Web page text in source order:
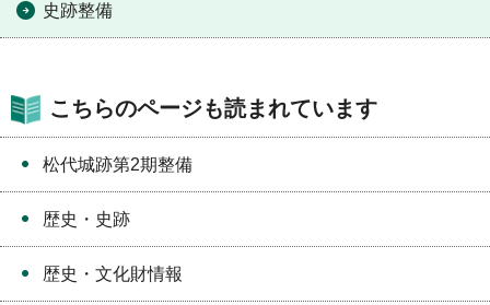
史跡整備
こちらのページも読まれています
松代城跡第2期整備
歴史・史跡
歴史・文化財情報